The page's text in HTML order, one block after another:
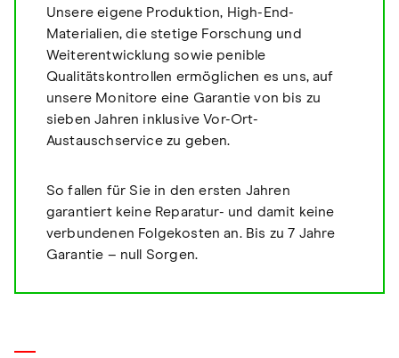
Unsere eigene Produktion, High-End-
Materialien, die stetige Forschung und
Weiterentwicklung sowie penible
Qualitätskontrollen ermöglichen es uns, auf
unsere Monitore eine Garantie von bis zu
sieben Jahren inklusive Vor-Ort-
Austauschservice zu geben.
So fallen für Sie in den ersten Jahren
garantiert keine Reparatur- und damit keine
verbundenen Folgekosten an. Bis zu 7 Jahre
Garantie – null Sorgen.